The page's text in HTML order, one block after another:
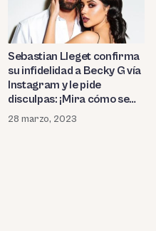
Sebastian Lleget confirma
su infidelidad a Becky G vía
Instagram y le pide
disculpas: ¡Mira cómo se
vio la pareja en público
unos días antes del
28 marzo, 2023